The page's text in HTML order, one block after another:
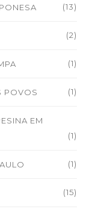
(13)
(2)
(1)
POVOS (1)
EM
(1)
(1)
(15)